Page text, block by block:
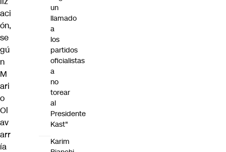
aci
ón,
se
gú
n
M
ari
o
Ol
av
arr
ía
un
llamado
a
los
partidos
oficialistas
a
no
torear
al
Presidente
Kast"
Karim